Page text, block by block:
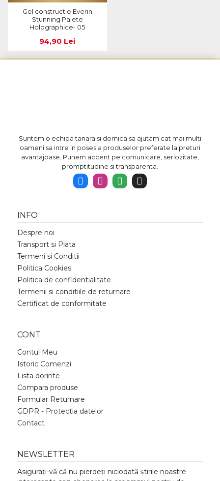
Gel constructie Everin
Stunning Paiete
Holographice- 05
94,90 Lei
Suntem o echipa tanara si dornica sa ajutam cat mai multi
oameni sa intre in posesia produselor preferate la preturi
avantajoase. Punem accent pe comunicare, seriozitate,
promptitudine si transparenta.
INFO
Despre noi
Transport si Plata
Termeni si Conditii
Politica Cookies
Politica de confidentialitate
Termenii si conditiile de returnare
Certificat de conformitate
CONT
Contul Meu
Istoric Comenzi
Lista dorinte
Compara produse
Formular Returnare
GDPR - Protectia datelor
Contact
NEWSLETTER
Asigurați-vă că nu pierdeți niciodată știrile noastre